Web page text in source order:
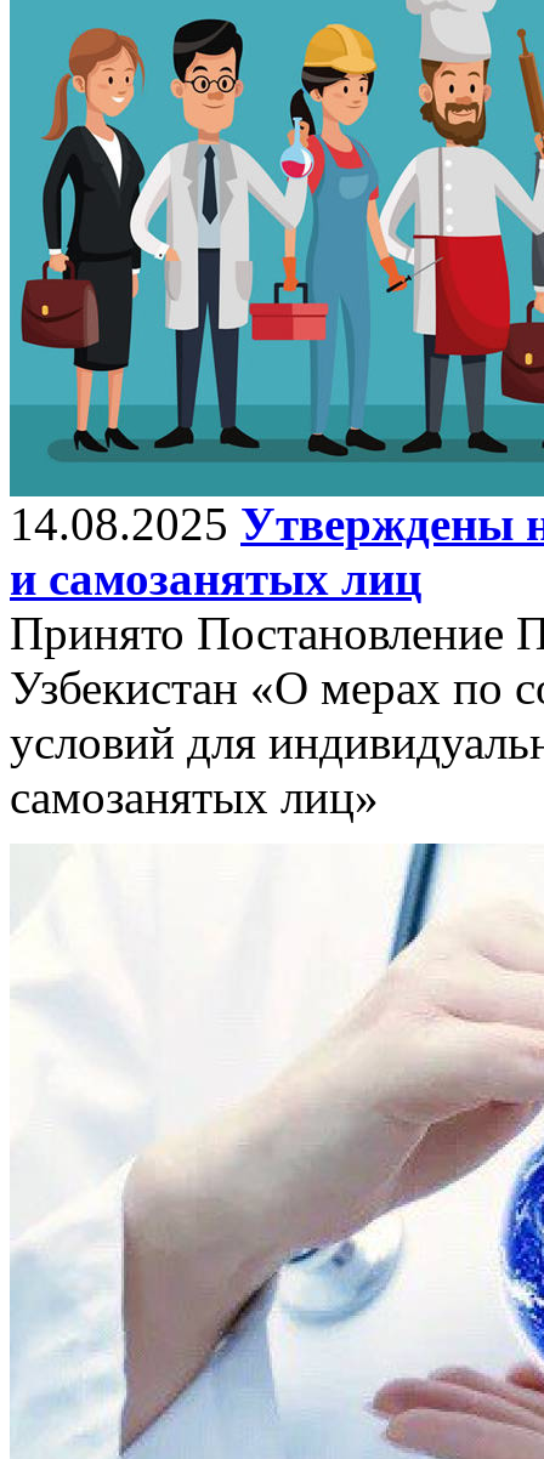
14.08.2025 Утверждены
и самозанятых лиц
Принято Постановление
Узбекистан «О мерах по
условий для
самозанятых лиц»